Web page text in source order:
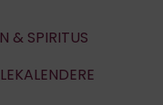
& SPIRITUS